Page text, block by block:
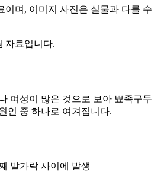
이며, 이미지 사진은 실물과 다를 수
자료입니다.
여성이 많은 것으로 보아 뾰족구두
인 중 하나로 여겨집니다.
발가락 사이에 발생